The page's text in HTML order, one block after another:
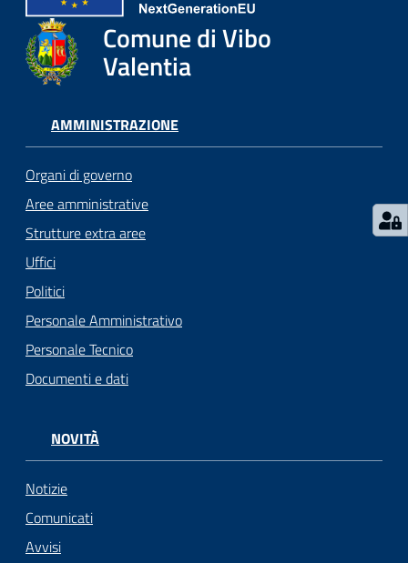
argomenti... Comune di Vibo
Valentia
AMMINISTRAZIONE
Organi di governo
Aree amministrative
Strutture extra aree
Uffici
Politici
Personale Amministrativo
Personale Tecnico
Documenti e dati
NOVITÀ
Notizie
Comunicati
Avvisi